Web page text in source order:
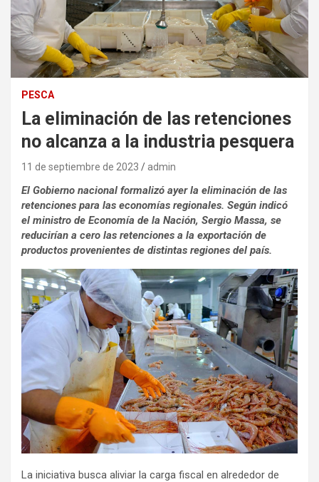
PESCA
La eliminación de las retenciones
no alcanza a la industria pesquera
11 de septiembre de 2023 admin
El Gobierno nacional formalizó ayer la eliminación de las
retenciones para las economías regionales. Según indicó
el ministro de Economía de la Nación, Sergio Massa, se
reducirían a cero las retenciones a la exportación de
productos provenientes de distintas regiones del país.
La iniciativa busca aliviar la carga fiscal en alrededor de